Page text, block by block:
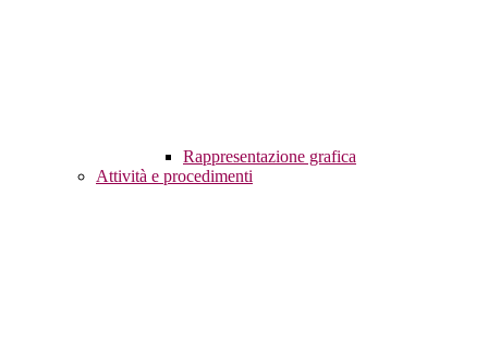
Rappresentazione grafica
Attività e procedimenti